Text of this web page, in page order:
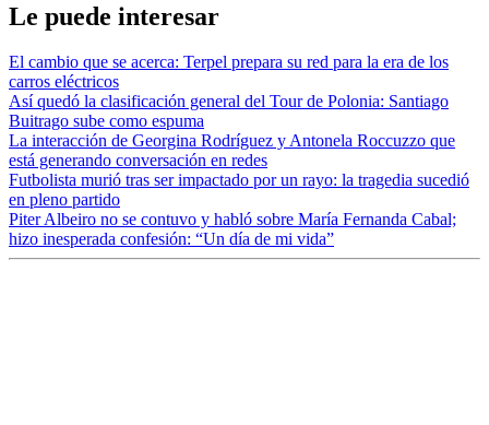
Le puede interesar
El cambio que se acerca: Terpel prepara su red para la era de los
carros eléctricos
Así quedó la clasificación general del Tour de Polonia: Santiago
Buitrago sube como espuma
La interacción de Georgina Rodríguez y Antonela Roccuzzo que
está generando conversación en redes
Futbolista murió tras ser impactado por un rayo: la tragedia sucedió
en pleno partido
Piter Albeiro no se contuvo y habló sobre María Fernanda Cabal;
hizo inesperada confesión: “Un día de mi vida”